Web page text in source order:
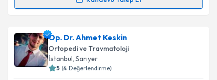
Randevu Takvimi Talebi
Prof. Dr. Hasan Hilmi Muratlı
talebi oluşturun. Size bu uzmandan randevu almanız
için bir takvim hazırlandığında e-posta ile
bilgilendireceğiz.
Op. Dr. Ahmet Keskin
Ortopedi ve Travmatoloji
İstanbul, Sarıyer
5 (4 Değerlendirme)